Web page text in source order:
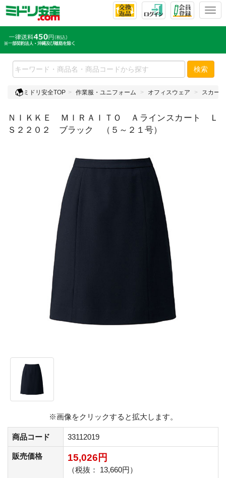
T
l
e
n
v
g
検索
ミドリ安全TOP 作業服・ユニフォーム オフィスウェア スカート
ＮＩＫＫＥ ＭＩＲＡＩＴＯ Ａラインスカート Ｌ
Ｓ２２０２ ブラック （５～２１号）
※画像をクリックすると拡大します。
商品コード 33112019
販売価格 15,026円
（税抜： 13,660円）